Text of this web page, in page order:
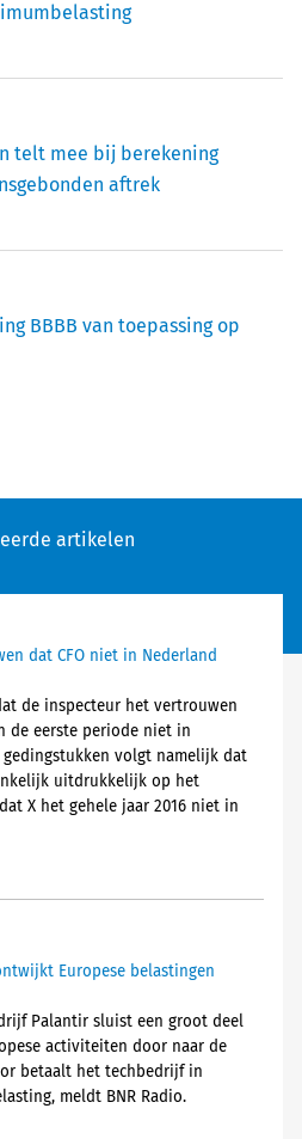
telt mee bij berekening
aftrek
BBBB van toepassing op
artikelen
dat CFO niet in Nederland
de inspecteur het vertrouwen
de eerste periode niet in
volgt namelijk dat
uitdrukkelijk op het
X het gehele jaar 2016 niet in
Europese belastingen
Palantir sluist een groot deel
activiteiten door naar de
betaalt het techbedrijf in
meldt BNR Radio.